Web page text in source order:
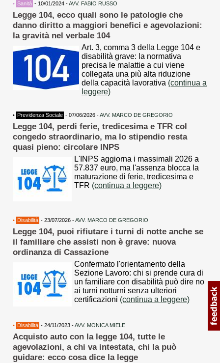
• Sanità - 10/01/2024 -AVV. FABIO RUSSO
Legge 104, ecco quali sono le patologie che
danno diritto a maggiori benefici e agevolazioni:
la gravità nel verbale 104
Art. 3, comma 3 della Legge 104 e
disabilità grave: la normativa
precisa le malattie a cui viene
collegata una più alta riduzione
della capacità lavorativa (continua a
leggere)
• Previdenza Sociale - 07/06/2026 -AVV. MARCO DE GREGORIO
Legge 104, perdi ferie, tredicesima e TFR col
congedo straordinario, ma lo stipendio resta
quasi pieno: circolare INPS
L'INPS aggiorna i massimali 2026 a
57.837 euro, ma l'assenza blocca la
maturazione di ferie, tredicesima e
TFR (continua a leggere)
• Disabilità - 23/07/2026 -AVV. MARCO DE GREGORIO
Legge 104, puoi rifiutare i turni di notte anche se
il familiare che assisti non è grave: nuova
ordinanza di Cassazione
Confermato l'orientamento della
Sezione Lavoro: chi si prende cura di
un familiare con disabilità può dire no
ai turni notturni senza ulteriori
certificazioni (continua a leggere)
• Disabilità - 24/11/2023 -AVV. MONICA MIELE
Acquisto auto con la legge 104, tutte le
agevolazioni, a chi va intestata, chi la può
guidare: ecco cosa dice la legge